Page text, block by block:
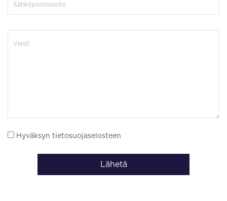
Hyväksyn tietosuojaselosteen
Lähetä